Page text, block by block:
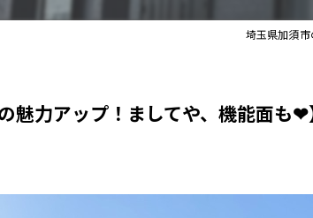
埼玉県加須
魅力アップ！ましてや、機能面も❤